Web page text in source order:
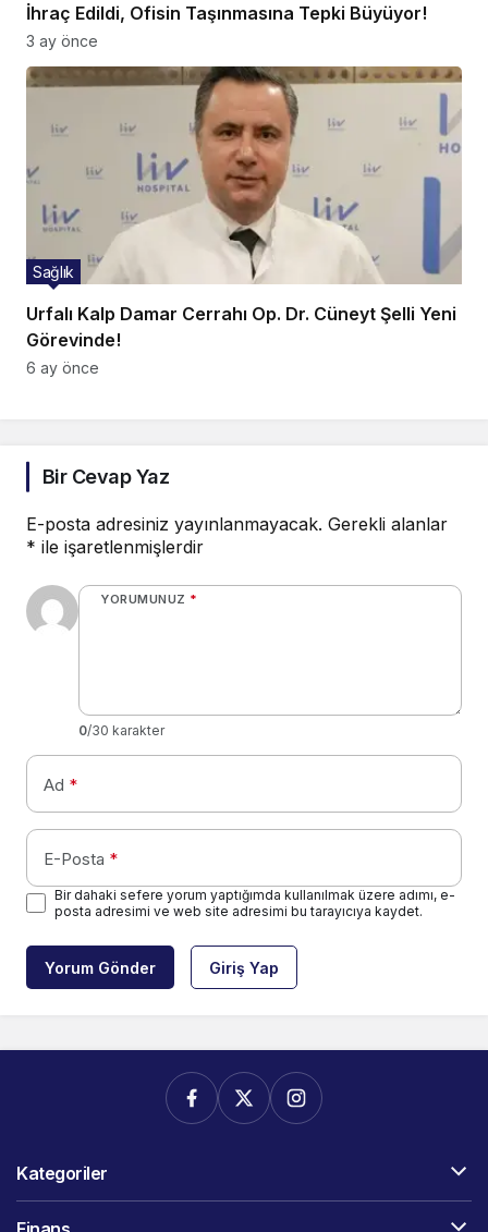
İhraç Edildi, Ofisin Taşınmasına Tepki Büyüyor!
3 ay önce
Urfalı Kalp Damar Cerrahı Op. Dr. Cüneyt Şelli Yeni
Görevinde!
Sağlık
6 ay önce
Bir Cevap Yaz
E-posta adresiniz yayınlanmayacak. Gerekli alanlar
* ile işaretlenmişlerdir
YORUMUNUZ *
0/30 karakter
Ad *
E-Posta *
Bir dahaki sefere yorum yaptığımda kullanılmak üzere adımı, e-
posta adresimi ve web site adresimi bu tarayıcıya kaydet.
Yorum Gönder Giriş Yap
Kategoriler